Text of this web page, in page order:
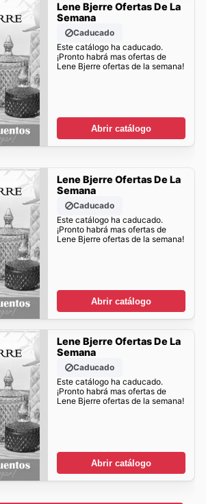
Lene Bjerre Ofertas De La
Semana
Caducado
Este catálogo ha caducado.
¡Pronto habrá mas ofertas de
Lene Bjerre ofertas de la semana!
Abrir catálogo
Lene Bjerre Ofertas De La
Semana
Caducado
Este catálogo ha caducado.
¡Pronto habrá mas ofertas de
Lene Bjerre ofertas de la semana!
Abrir catálogo
Lene Bjerre Ofertas De La
Semana
Caducado
Este catálogo ha caducado.
¡Pronto habrá mas ofertas de
Lene Bjerre ofertas de la semana!
Abrir catálogo